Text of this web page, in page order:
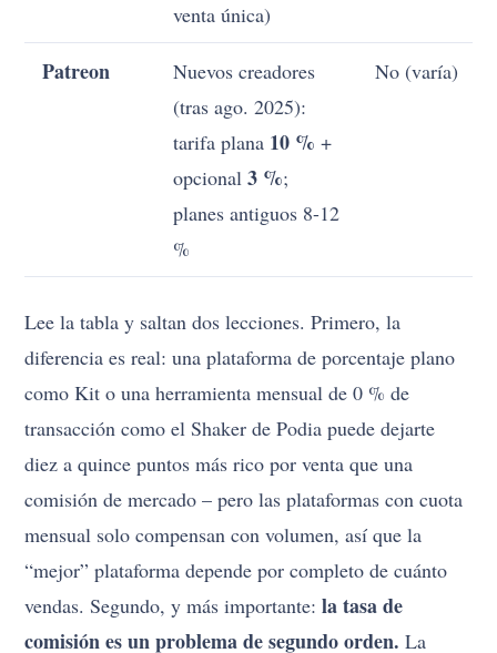
venta única)
Patreon
Nuevos creadores
(tras ago. 2025):
tarifa plana 10 % +
opcional3 %;
planes antiguos 8-12
%
No (varía)
Lee la tabla y saltan dos lecciones. Primero, la
diferencia es real: una plataforma de porcentaje plano
como Kit o una herramienta mensual de 0 % de
transacción como el Shaker de Podia puede dejarte
diez a quince puntos más rico por venta que una
comisión de mercado – pero las plataformas con cuota
mensual solo compensan con volumen, así que la
“mejor” plataforma depende por completo de cuánto
vendas. Segundo, y más importante:la tasa de
comisión es un problema de segundo orden. La